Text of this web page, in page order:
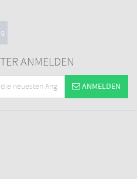
ANMELDEN
ANMELDEN